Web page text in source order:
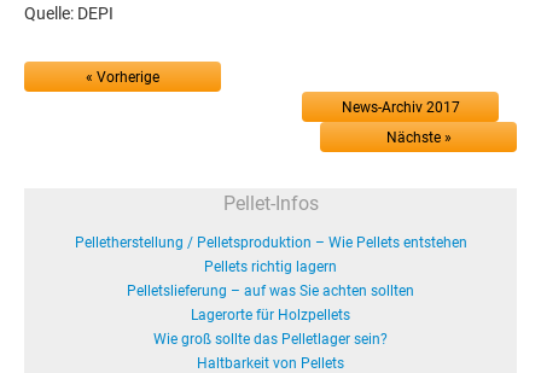
Quelle: DEPI
« Vorherige
News-Archiv 2017
Nächste »
Pellet-Infos
Pelletherstellung / Pelletsproduktion – Wie Pellets entstehen
Pellets richtig lagern
Pelletslieferung – auf was Sie achten sollten
Lagerorte für Holzpellets
Wie groß sollte das Pelletlager sein?
Haltbarkeit von Pellets